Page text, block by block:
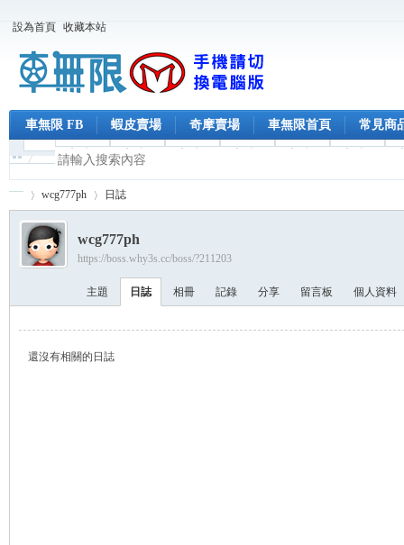
設為首頁 收藏本站
車無限 FB 蝦皮賣場 奇摩賣場 車無限首頁 常見商
›
wcg777ph 日誌
wcg777ph
https://boss.why3s.cc/boss/?211203
主題 日誌 相冊 記錄 分享 留言板 個人資料
還沒有相關的日誌